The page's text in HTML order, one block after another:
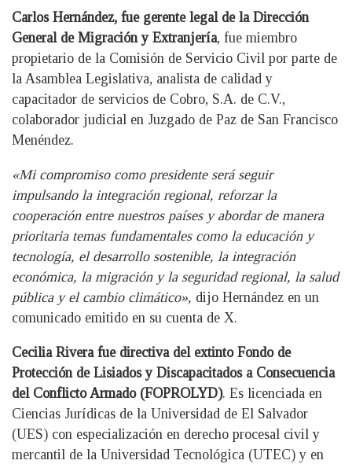
Carlos Hernández, fue gerente legal de la Dirección
General de Migración y Extranjería, fue miembro
propietario de la Comisión de Servicio Civil por parte de
la Asamblea Legislativa, analista de calidad y
capacitador de servicios de Cobro, S.A. de C.V.,
colaborador judicial en Juzgado de Paz de San Francisco
Menéndez.
«Mi compromiso como presidente será seguir
impulsando la integración regional, reforzar la
cooperación entre nuestros países y abordar de manera
prioritaria temas fundamentales como la educación y
tecnología, el desarrollo sostenible, la integración
económica, la migración y la seguridad regional, la salud
pública y el cambio climático», dijo Hernández en un
comunicado emitido en su cuenta de X.
Cecilia Rivera fue directiva del extinto Fondo de
Protección de Lisiados y Discapacitados a Consecuencia
del Conflicto Armado (FOPROLYD). Es licenciada en
Ciencias Jurídicas de la Universidad de El Salvador
(UES) con especialización en derecho procesal civil y
mercantil de la Universidad Tecnológica (UTEC) y en